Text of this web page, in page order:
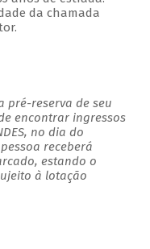
da chamada
pré-reserva de seu
encontrar ingressos
no dia do
receberá
estando o
à lotação